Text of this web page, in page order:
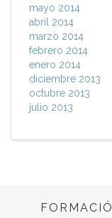
mayo 2014
abril 2014
marzo 2014
febrero 2014
enero 2014
diciembre 2013
octubre 2013
julio 2013